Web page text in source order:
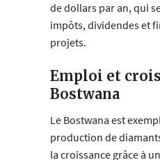
de dollars par an, qui
impôts, dividendes et
projets.
Emploi et
Bostwana
Le Bostwana est
production de
la croissance grâce à